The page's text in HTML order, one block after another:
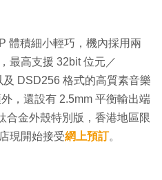
體積細小輕巧，機內採用兩
最高支援 32bit 位元／
DSD256 格式的高質素音樂
，還設有 2.5mm 平衡輸出端
合金外殼特別版，香港地區限
現開始接受網上預訂。